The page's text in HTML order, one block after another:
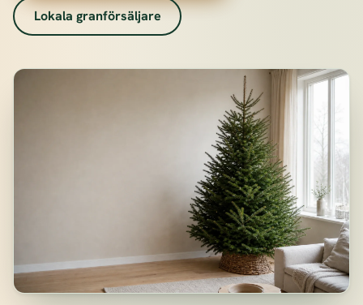
Lokala granförsäljare